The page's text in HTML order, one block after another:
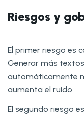
Riesgos y
El primer riesgo es
Generar más
automáticamente
aumenta el ruido.
El segundo riesgo